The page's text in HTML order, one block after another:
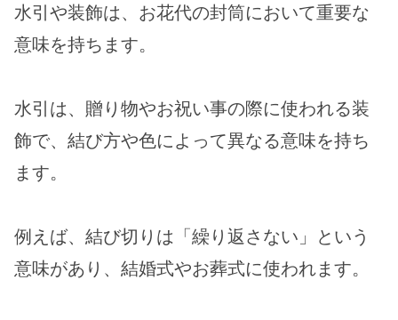
水引や装飾は、お花代の封筒において重要な
意味を持ちます。
水引は、贈り物やお祝い事の際に使われる装
飾で、結び方や色によって異なる意味を持ち
ます。
例えば、結び切りは「繰り返さない」という
意味があり、結婚式やお葬式に使われます。